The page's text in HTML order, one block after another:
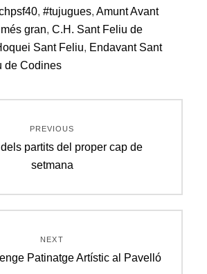
, #tujugues, Amunt Avant
gran, C.H. Sant Feliu de
Sant Feliu, Endavant Sant
de Codines
PREVIOUS
partits del proper cap de
setmana
NEXT
Patinatge Artístic al Pavelló